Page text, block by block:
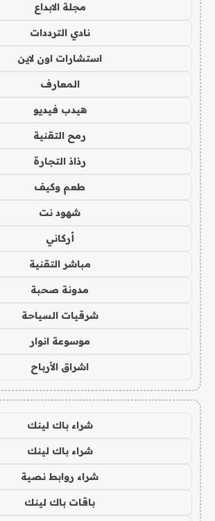
مجلة الابداع
نادي الترددات
استشارات اون لاين
المعارف
هيدب فيديو
رمح التقنية
رذاذ التجارة
طعم وكيف
شهود نت
أركاني
مباشر التقنية
مدونة صحبة
شرقيات السياحة
موسوعة انوار
اشراق الأرباح
شراء باك لينك
شراء باك لينك
شراء روابط نصية
باقات باك لينك